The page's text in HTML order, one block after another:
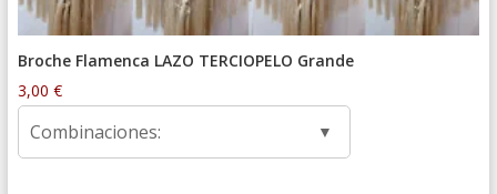
Broche Flamenca LAZO TERCIOPELO Grande
3,00 €
Combinaciones: